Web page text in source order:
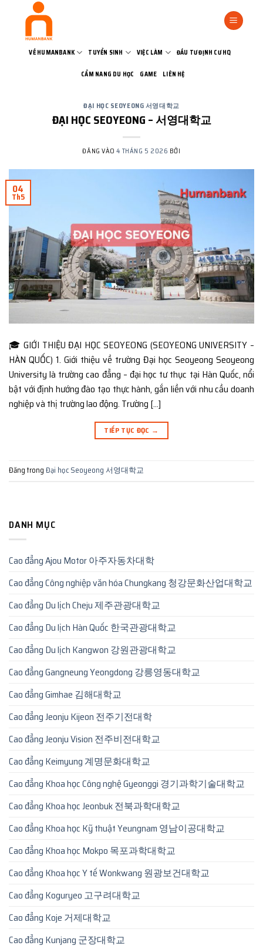
VỀ HUMANBANK TUYỂN SINH VIỆC LÀM ĐẦU TƯ ĐỊNH CƯ HQ
CẨM NANG DU HỌC GAME LIÊN HỆ
ĐẠI HỌC SEOYEONG 서영대학교
ĐẠI HỌC SEOYEONG – 서영대학교
ĐĂNG VÀO4 THÁNG 5 2026 BỞI
04
Th5
🎓 GIỚI THIỆU ĐẠI HỌC SEOYEONG (SEOYEONG UNIVERSITY –
HÀN QUỐC) 1. Giới thiệu về trường Đại học Seoyeong Seoyeong
University là trường cao đẳng – đại học tư thục tại Hàn Quốc, nổi
bật với định hướng đào tạo thực hành, gắn liền với nhu cầu doanh
nghiệp và thị trường lao động. Trường […]
TIẾP TỤC ĐỌC →
Đăng trongĐại học Seoyeong 서영대학교
DANH MỤC
Cao đẳng Ajou Motor 아주자동차대학
Cao đẳng Công nghiệp văn hóa Chungkang 청강문화산업대학교
Cao đẳng Du lịch Cheju 제주관광대학교
Cao đẳng Du lịch Hàn Quốc 한국관광대학교
Cao đẳng Du lịch Kangwon 강원관광대학교
Cao đẳng Gangneung Yeongdong 강릉영동대학교
Cao đẳng Gimhae 김해대학교
Cao đẳng Jeonju Kijeon 전주기전대학
Cao đẳng Jeonju Vision 전주비전대학교
Cao đẳng Keimyung 계명문화대학교
Cao đẳng Khoa học Công nghệ Gyeonggi 경기과학기술대학교
Cao đẳng Khoa học Jeonbuk 전북과학대학교
Cao đẳng Khoa học Kỹ thuật Yeungnam 영남이공대학교
Cao đẳng Khoa học Mokpo 목포과학대학교
Cao đẳng Khoa học Y tế Wonkwang 원광보건대학교
Cao đẳng Koguryeo 고구려대학교
Cao đẳng Koje 거제대학교
Cao đẳng Kunjang 군장대학교